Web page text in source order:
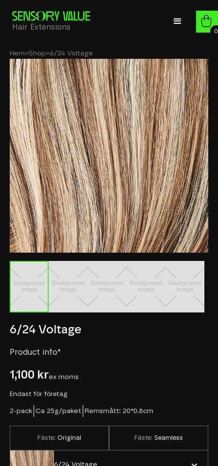
Hair Extensions 0
Hem>Shop>6/24 Voltage
6/24 Voltage
Product info*
1,100 krex moms
Endast för företag
2-pack Ca 25g/paket Remsmått: 20*0.8cm
Fäste: Original Fäste: Seamless